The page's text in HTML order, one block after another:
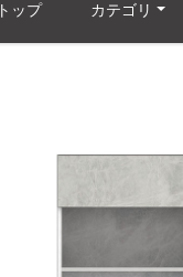
トップ カテゴリ